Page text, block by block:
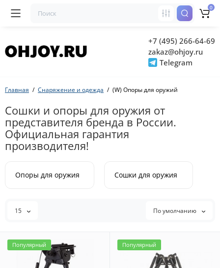
+7 (495) 266-64-69
zakaz@ohjoy.ru
Telegram
0
Главная Снаряжение и одежда (W) Опоры для оружий
Сошки и опоры для оружия от
представителя бренда в России.
Официальная гарантия
производителя!
Опоры для оружия Сошки для оружия
15 По умолчанию
Популярный Популярный